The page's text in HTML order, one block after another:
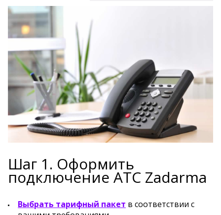
Шаг 1. Оформить
подключение АТС Zadarma
Выбрать тарифный пакет в соответствии с